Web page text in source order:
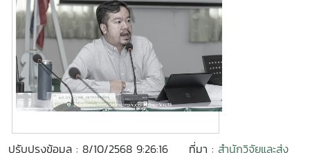
ปรับปรุงข้อมูล : 8/10/2568 9:26:16 ที่มา : สำนักวิจัยและส่ง